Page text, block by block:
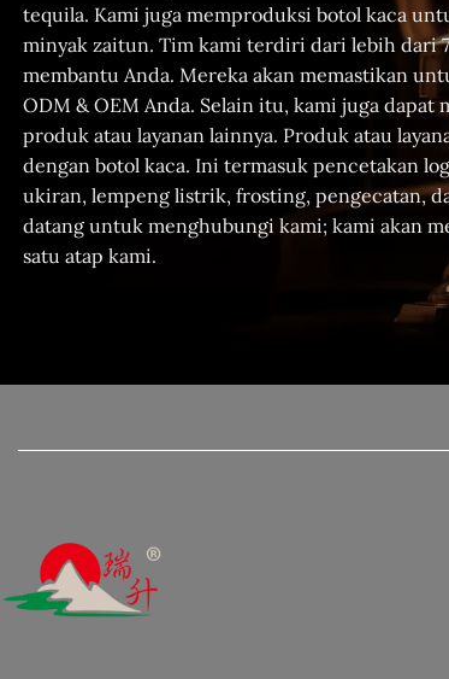
tequila. Kami juga memproduksi botol kaca
minyak zaitun. Tim kami terdiri dari lebih dari
membantu Anda. Mereka akan memastikan
ODM & OEM Anda. Selain itu, kami juga dapat
produk atau layanan lainnya. Produk atau
dengan botol kaca. Ini termasuk pencetakan
ukiran, lempeng listrik, frosting, pengecatan,
datang untuk menghubungi kami; kami akan
satu atap kami.